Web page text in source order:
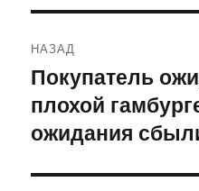
по
записям
НАЗАД
Предыдущая
запись:
Покупатель
плохой
ожидания